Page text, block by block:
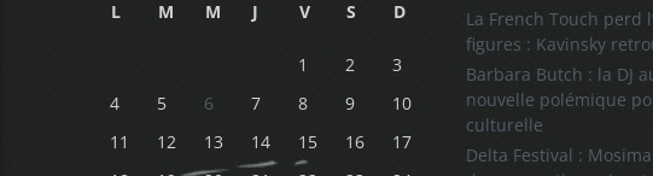
L M M J V S D
1 2
3
4
5 6 7 8 9
10
11
12 13 14 15 16
17
La French Touch perd
figures : Kavinsky
Barbara Butch : la DJ
nouvelle polémique
culturelle
Delta Festival :